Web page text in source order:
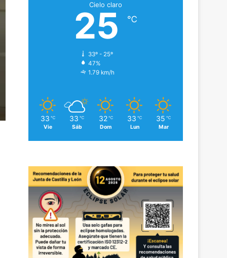
Cielo claro
25 ℃
33º - 25º
47%
1.79 km/h
33 ℃
Vie
33 ℃
Sáb
32 ℃
Dom
33 ℃
Lun
35 ℃
Mar